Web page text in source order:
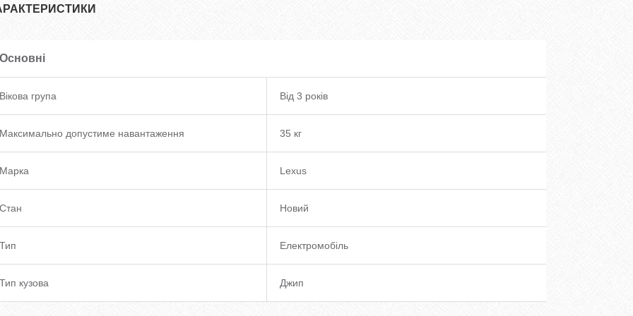
Основні
Вікова група Від 3 років
Максимально допустиме навантаження 35 кг
Марка Lexus
Стан Новий
Тип Електромобіль
Тип кузова Джип